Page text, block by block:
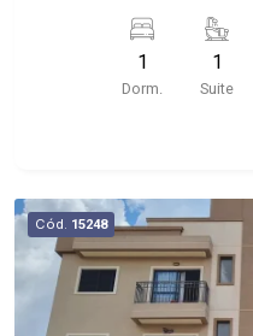
planejada; -
academia, sauna,
churrasco, lavanderia;
1
Dorm.
1
Suite
Cód. 15248